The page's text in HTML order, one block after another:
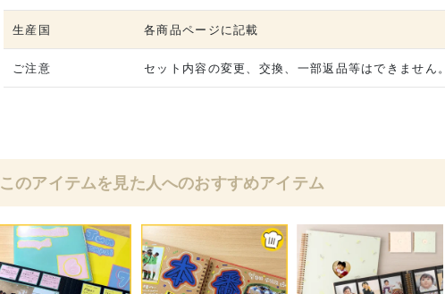
生産国 各商品ページに記載
ご注意 セット内容の変更、交換、一部返品等はできません
このアイテムを見た人へのおすすめアイテム